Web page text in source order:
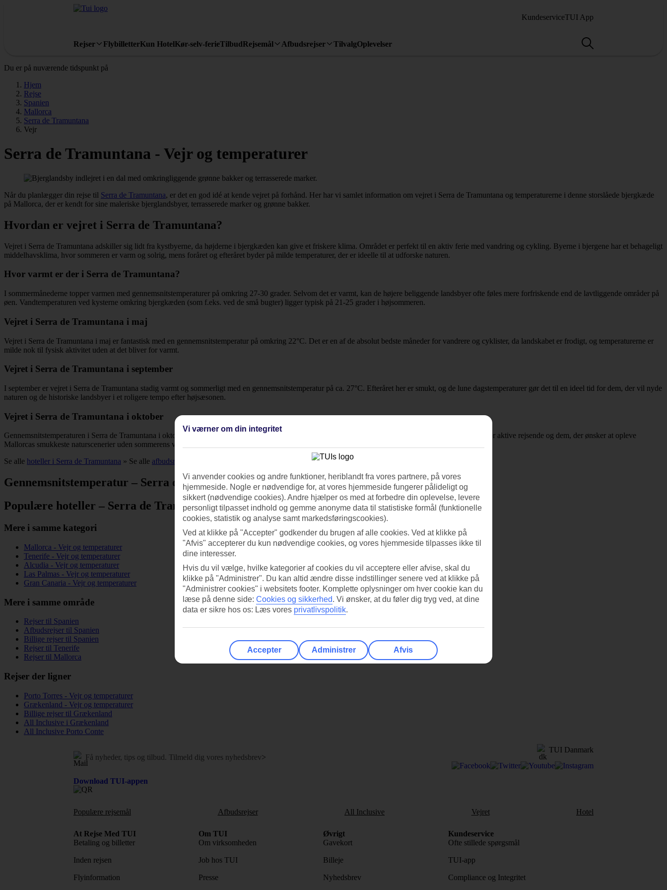
KundeserviceTUI App
Rejser FlybilletterKun HotelKør-selv-ferieTilbudRejsemål Afbudsrejser TilvalgOplevelser
Du er på nuværende tidspunkt på
Hjem
Rejse
Spanien
Mallorca
Serra de Tramuntana
Vejr
Serra de Tramuntana - Vejr og temperaturer
Når du planlægger din rejse til Serra de Tramuntana, er det en god idé at kende vejret på forhånd. Her har vi samlet information om vejret i Serra de Tramuntana og temperaturerne i denne storslåede bjergkæde
på Mallorca, der er kendt for sine maleriske bjerglandsbyer, terrasserede marker og grønne bakker.
Hvordan er vejret i Serra de Tramuntana?
Vejret i Serra de Tramuntana adskiller sig lidt fra kystbyerne, da højderne i bjergkæden kan give et friskere klima. Området er perfekt til en aktiv ferie med vandring og cykling. Byerne i bjergene har et behageligt
middelhavsklima, hvor sommeren er varm og solrig, mens foråret og efteråret byder på milde temperaturer, der er ideelle til at udforske naturen.
Hvor varmt er der i Serra de Tramuntana?
I sommermånederne topper varmen med gennemsnitstemperaturer på omkring 27-30 grader. Selvom det er varmt, kan de højere beliggende landsbyer ofte føles mere forfriskende end de lavtliggende områder på
øen. Vandtemperaturen ved kysterne omkring bjergkæden (som f.eks. ved de små bugter) ligger typisk på 21-25 grader i højsommeren.
Vejret i Serra de Tramuntana i maj
Vejret i Serra de Tramuntana i maj er fantastisk med en gennemsnitstemperatur på omkring 22°C. Det er en af de absolut bedste måneder for vandrere og cyklister, da landskabet er frodigt, og temperaturerne er
milde nok til fysisk aktivitet uden at det bliver for varmt.
Vejret i Serra de Tramuntana i september
I september er vejret i Serra de Tramuntana stadig varmt og sommerligt med en gennemsnitstemperatur på ca. 27°C. Efteråret her er smukt, og de lune dagstemperaturer gør det til en ideel tid for dem, der vil nyde
naturen og de historiske landsbyer i et roligere tempo efter højsæsonen.
Vejret i Serra de Tramuntana i oktober
Gennemsnitstemperaturen i Serra de Tramuntana i oktober ligger omkring 23°C. Vejret er fortsat mildt og ofte solrigt, hvilket gør det til en populær måned for aktive rejsende og dem, der ønsker at opleve
Mallorcas smukkeste naturscenerier uden sommerens varme.
Se alle hoteller i Serra de Tramuntana » Se alle afbudsrejser til Serra de Tramuntana All Inclusive hoteller i Serra de Tramuntana
Gennemsnitstemperatur – Serra de Tramuntana
Populære hoteller – Serra de Tramuntana
Mere i samme kategori
Mallorca - Vejr og temperaturer
Tenerife - Vejr og temperaturer
Alcudia - Vejr og temperaturer
Las Palmas - Vejr og temperaturer
Gran Canaria - Vejr og temperaturer
Mere i samme område
Rejser til Spanien
Afbudsrejser til Spanien
Billige rejser til Spanien
Rejser til Tenerife
Rejser til Mallorca
Rejser der ligner
Porto Torres - Vejr og temperaturer
Grækenland - Vejr og temperaturer
Billige rejser til Grækenland
All Inclusive i Grækenland
All Inclusive Porto Conte
Få nyheder, tips og tilbud. Tilmeld dig vores nyhedsbrev>
TUI Danmark
Download TUI-appen
Populære rejsemål Afbudsrejser All Inclusive Vejret Hotel
At Rejse Med TUI
Betaling og billetter
Inden rejsen
Flyinformation
Om TUI
Om virksomheden
Job hos TUI
Presse
Øvrigt
Gavekort
Billeje
Nyhedsbrev
Kundeservice
Ofte stillede spørgsmål
TUI-app
Compliance og Integritet
Vi værner om din integritet
Vi anvender cookies og andre funktioner, heriblandt fra vores partnere, på vores
hjemmeside. Nogle er nødvendige for, at vores hjemmeside fungerer pålideligt og
sikkert (nødvendige cookies). Andre hjælper os med at forbedre din oplevelse, levere
personligt tilpasset indhold og gemme anonyme data til statistiske formål (funktionelle
cookies, statistik og analyse samt markedsføringscookies).
Ved at klikke på "Accepter" godkender du brugen af alle cookies. Ved at klikke på
"Afvis" accepterer du kun nødvendige cookies, og vores hjemmeside tilpasses ikke til
dine interesser.
Hvis du vil vælge, hvilke kategorier af cookies du vil acceptere eller afvise, skal du
klikke på "Administrer". Du kan altid ændre disse indstillinger senere ved at klikke på
"Administrer cookies" i websitets footer. Komplette oplysninger om hver cookie kan du
læse på denne side: Cookies og sikkerhed. Vi ønsker, at du føler dig tryg ved, at dine
data er sikre hos os: Læs vores privatlivspolitik.
Accepter Administrer Afvis